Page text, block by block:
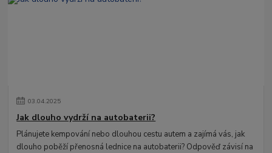
03.04.2025
Jak dlouho vydrží na autobaterii?
Plánujete kempování nebo dlouhou cestu autem a zajímá vás, jak
dlouho poběží přenosná lednice na autobaterii? Odpověď závisí na